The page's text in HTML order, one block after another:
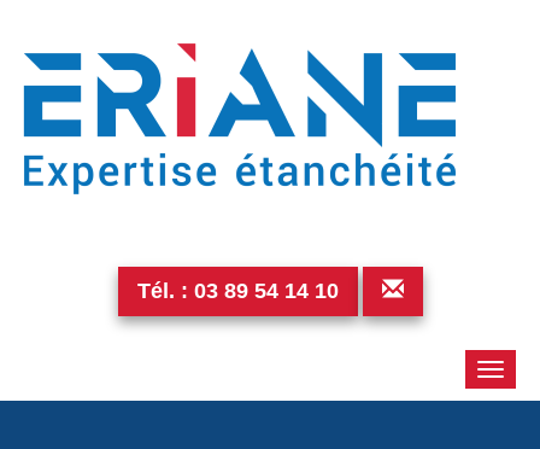
Tél. : 03 89 54 14 10
Toggle